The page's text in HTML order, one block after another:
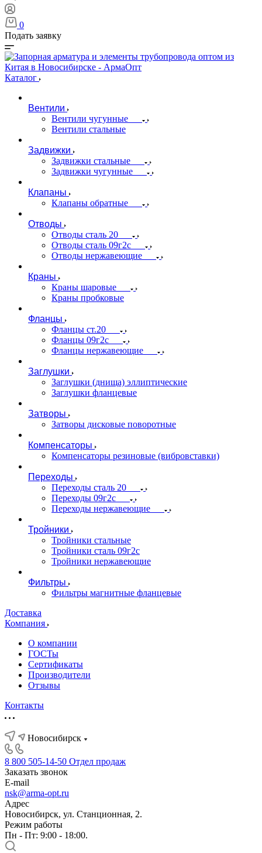
0
Подать заявку
Каталог
Вентили
Вентили чугунные
Вентили стальные
Задвижки
Задвижки стальные
Задвижки чугунные
Клапаны
Клапаны обратные
Отводы
Отводы сталь 20
Отводы сталь 09г2с
Отводы нержавеющие
Краны
Краны шаровые
Краны пробковые
Фланцы
Фланцы ст.20
Фланцы 09г2с
Фланцы нержавеющие
Заглушки
Заглушки (днища) эллиптические
Заглушки фланцевые
Затворы
Затворы дисковые поворотные
Компенсаторы
Компенсаторы резиновые (вибровставки)
Переходы
Переходы сталь 20
Переходы 09г2с
Переходы нержавеющие
Тройники
Тройники стальные
Тройники сталь 09г2с
Тройники нержавеющие
Фильтры
Фильтры магнитные фланцевые
Доставка
Компания
О компании
ГОСТы
Сертификаты
Производители
Отзывы
Контакты
Новосибирск
8 800 505-14-50 Отдел продаж
Заказать звонок
E-mail
nsk@arma-opt.ru
Адрес
Новосибирск, ул. Станционная, 2.
Режим работы
Пн - Пт: 9:00 - 18:00.